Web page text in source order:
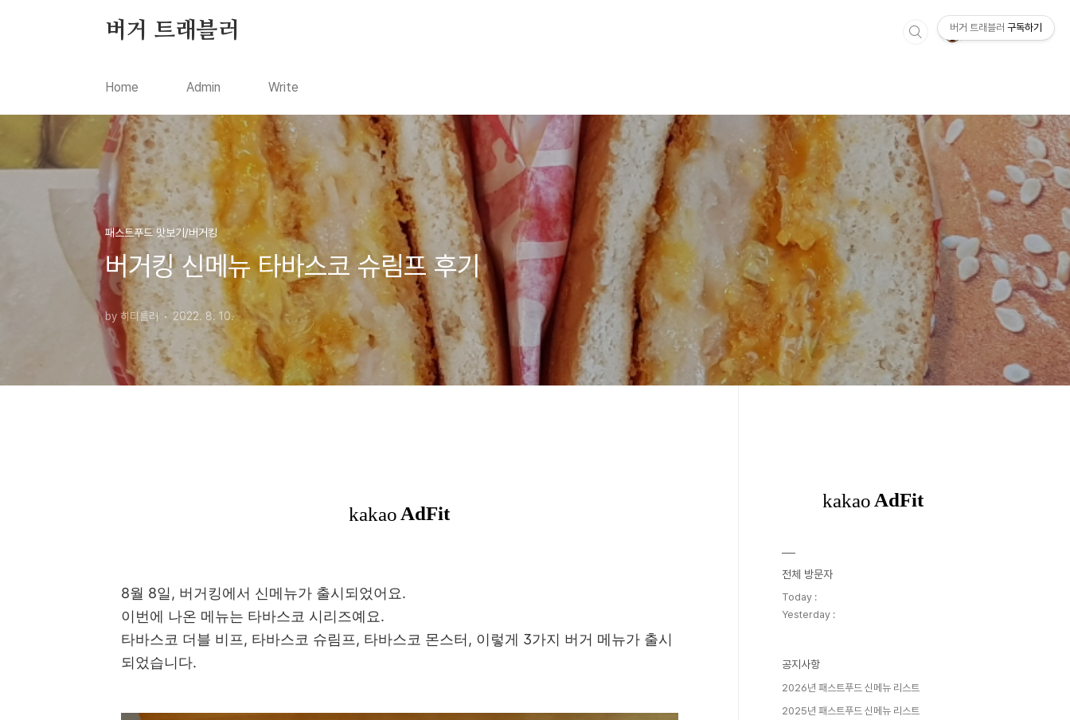
버거 트래블러
Home Admin Write
패스트푸드 맛보기/버거킹
버거킹 신메뉴 타바스코 슈림프 후기
by 히티틀러 2022. 8. 10.
8월 8일, 버거킹에서 신메뉴가 출시되었어요.
이번에 나온 메뉴는 타바스코 시리즈예요.
타바스코 더블 비프, 타바스코 슈림프, 타바스코 몬스터, 이렇게 3가지 버거 메뉴가 출시
되었습니다.
전체 방문자
Today :
Yesterday :
공지사항
2026년 패스트푸드 신메뉴 리스트
2025년 패스트푸드 신메뉴 리스트
버거 트래블러 구독하기